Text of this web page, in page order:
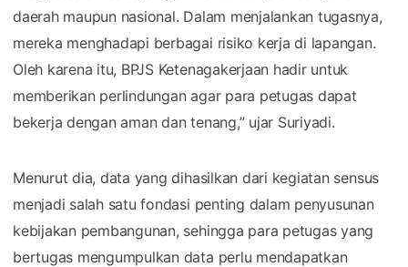
daerah maupun nasional. Dalam menjalankan tugasnya,
mereka menghadapi berbagai risiko kerja di lapangan.
Oleh karena itu, BPJS Ketenagakerjaan hadir untuk
memberikan perlindungan agar para petugas dapat
bekerja dengan aman dan tenang,” ujar Suriyadi.
Menurut dia, data yang dihasilkan dari kegiatan sensus
menjadi salah satu fondasi penting dalam penyusunan
kebijakan pembangunan, sehingga para petugas yang
bertugas mengumpulkan data perlu mendapatkan